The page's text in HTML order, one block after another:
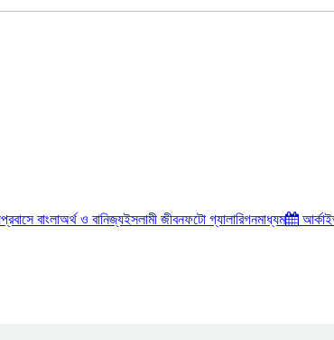
প্রবাসে বাংলাঅর্থ ও বানিজ্যইসলামী জীবনফটো গ্যালারিগনমাধ্যম